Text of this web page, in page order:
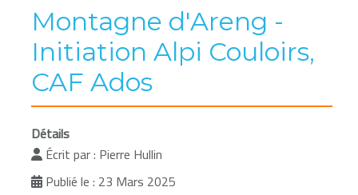
Montagne d'Areng -
Initiation Alpi Couloirs,
CAF Ados
Détails
Écrit par : Pierre Hullin
Publié le : 23 Mars 2025